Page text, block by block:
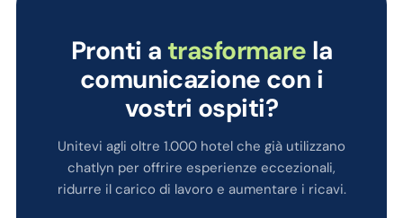
Pronti a trasformare la
comunicazione con i
vostri ospiti?
Unitevi agli oltre 1.000 hotel che già utilizzano
chatlyn per offrire esperienze eccezionali,
ridurre il carico di lavoro e aumentare i ricavi.